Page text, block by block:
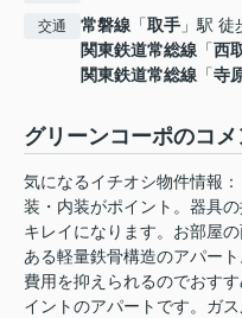
交通 常磐線 「取手 」駅 徒
関東鉄道常総線 「西
関東鉄道常総線 「寺
グリーンコーポのコ
気になるイチオシ物件情報
装・内装がポイント。器具
キレイになります。お部屋
ある軽量鉄骨構造のアパー
費用を抑えられるのでおす
イントのアパートです。ガ